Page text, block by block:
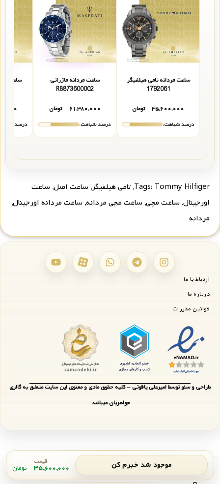
موجود شد خبرم کن قیمت
۳۵,۶۰۰,۰۰۰ تومان
ساعت مردانه تامی هیلفیگر
1792061
۳۵,۶۰۰,۰۰۰
تومان
درصد شباهت:
ساعت مردانه مازراتی
R8873600002
۶۱,۳۸۰,۰۰۰
تومان
درصد شباهت:
ساعت
درصد
Tags: Tommy Hilfiger
, تامی هیلفیگر, ساعت اصل, ساعت
اورجینال, ساعت مچی, ساعت مچی مردانه, ساعت مردانه اورجینال,
مردانه
ارتباط با ما
درباره ما
قوانین مقررات
طراحی و سئو توسط امیرعلی یاقوتی - کلیه حقوق مادی و معنوی این سایت متعلق به گالری
جواهریان میباشد.